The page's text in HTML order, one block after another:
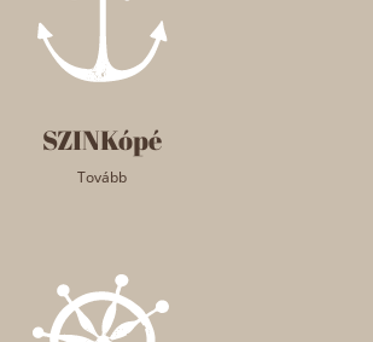
SZINKópé
Tovább